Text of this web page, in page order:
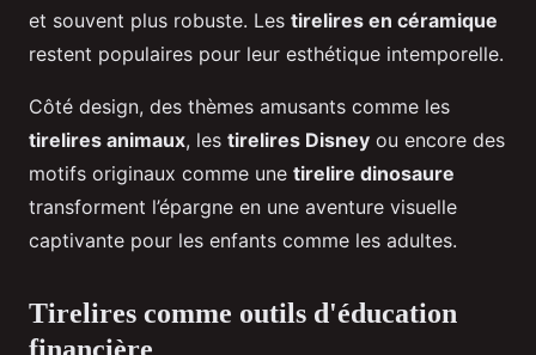
et souvent plus robuste. Les tirelires en céramique
restent populaires pour leur esthétique intemporelle.
Côté design, des thèmes amusants comme les
tirelires animaux, les tirelires Disney ou encore des
motifs originaux comme une tirelire dinosaure
transforment l’épargne en une aventure visuelle
captivante pour les enfants comme les adultes.
Tirelires comme outils d'éducation
financière